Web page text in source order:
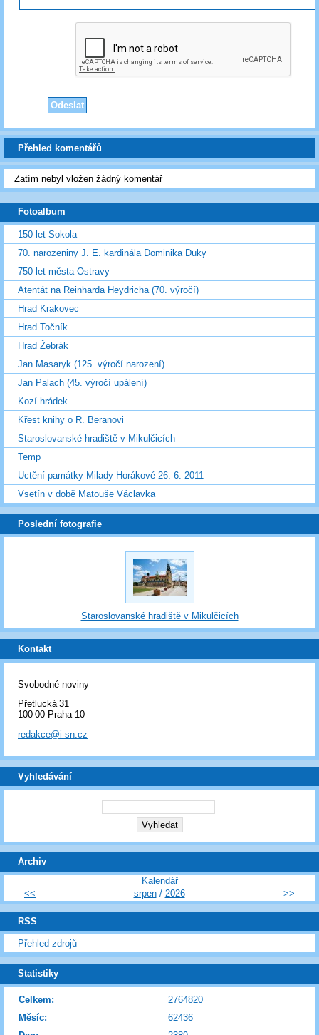
Přehled komentářů
Zatím nebyl vložen žádný komentář
Fotoalbum
150 let Sokola
70. narozeniny J. E. kardinála Dominika Duky
750 let města Ostravy
Atentát na Reinharda Heydricha (70. výročí)
Hrad Krakovec
Hrad Točník
Hrad Žebrák
Jan Masaryk (125. výročí narození)
Jan Palach (45. výročí upálení)
Kozí hrádek
Křest knihy o R. Beranovi
Staroslovanské hradiště v Mikulčicích
Temp
Uctění památky Milady Horákové 26. 6. 2011
Vsetín v době Matouše Václavka
Poslední fotografie
Staroslovanské hradiště v Mikulčicích
Kontakt
Svobodné noviny
Přetlucká 31
100 00 Praha 10
redakce@i-sn.cz
Vyhledávání
Archiv
Kalendář
<<
srpen/ 2026 >>
RSS
Přehled zdrojů
Statistiky
Celkem:
2764820
Měsíc:
62436